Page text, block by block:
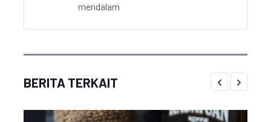
mendalam
BERITA TERKAIT